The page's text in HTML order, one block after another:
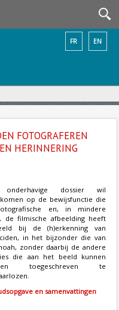
EN
FR
FOTOGRAFEREN
HERINNERING
dossier wil
op de bewijsfunctie die
en, in mindere
de filmische afbeelding heeft
bij de (h)erkenning van
in het bijzonder die van
zonder daarbij de andere
die aan het beeld kunnen
toegeschreven te
en samenvattingen